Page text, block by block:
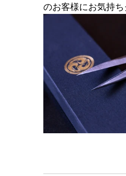
のお客様にお気持